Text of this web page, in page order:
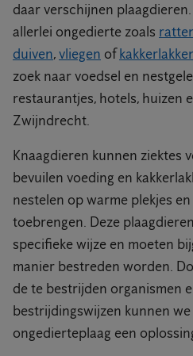
daar verschijnen
allerlei ongedierte zoals
duiven,vliegen of
zoek naar voedsel en
restaurantjes, hotels, huizen
Zwijndrecht.
Knaagdieren kunnen ziektes
bevuilen voeding en
nestelen op warme plekjes
toebrengen. Deze
specifieke wijze en moeten
manier bestreden worden.
de te bestrijden organismen
bestrijdingswijzen kunnen
ongedierteplaag een